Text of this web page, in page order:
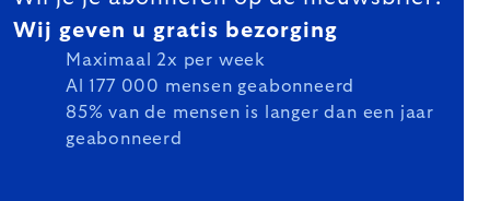
Wij geven u gratis bezorging
Maximaal 2x per week
Al 177 000 mensen geabonneerd
85% van de mensen is langer dan een jaar
geabonneerd